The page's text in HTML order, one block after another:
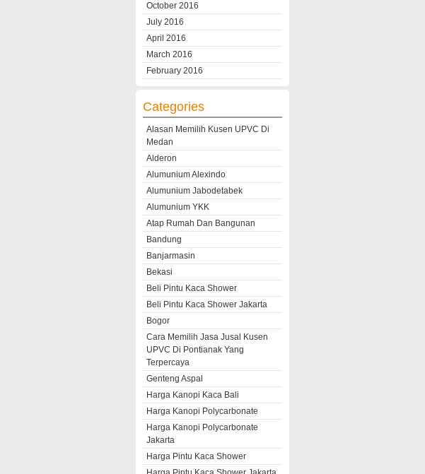
October 2016
July 2016
April 2016
March 2016
February 2016
Categories
Alasan Memilih Kusen UPVC Di
Medan
Alderon
Alumunium Alexindo
Alumunium Jabodetabek
Alumunium YKK
Atap Rumah Dan Bangunan
Bandung
Banjarmasin
Bekasi
Beli Pintu Kaca Shower
Beli Pintu Kaca Shower Jakarta
Bogor
Cara Memilih Jasa Jusal Kusen
UPVC Di Pontianak Yang
Terpercaya
Genteng Aspal
Harga Kanopi Kaca Bali
Harga Kanopi Polycarbonate
Harga Kanopi Polycarbonate
Jakarta
Harga Pintu Kaca Shower